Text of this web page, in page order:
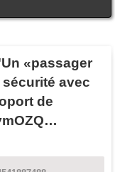
«passager
avec
de